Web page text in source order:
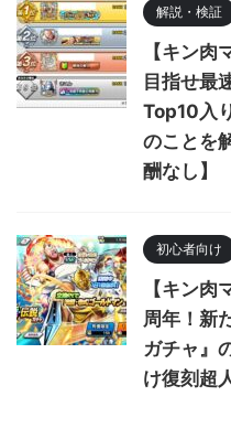
解説・検証
【キン
目指せ最
Top10入
のことを
酬なし】
初心者向け
【キン
周年！新
ガチャ』
け復刻超